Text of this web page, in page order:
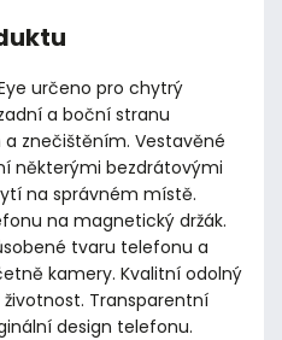
určeno pro chytrý
a boční stranu
znečištěním. Vestavěné
některými bezdrátovými
na správném místě.
na magnetický držák.
tvaru telefonu a
kamery. Kvalitní odolný
Transparentní
design telefonu.